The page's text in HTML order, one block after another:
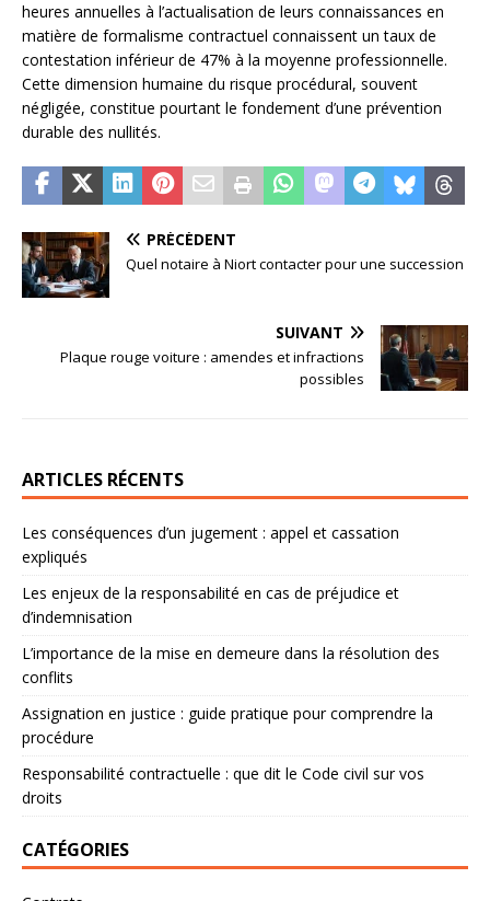
heures annuelles à l’actualisation de leurs connaissances en
matière de formalisme contractuel connaissent un taux de
contestation inférieur de 47% à la moyenne professionnelle.
Cette dimension humaine du risque procédural, souvent
négligée, constitue pourtant le fondement d’une prévention
durable des nullités.
PRÉCÉDENT
Quel notaire à Niort contacter pour une succession
SUIVANT
Plaque rouge voiture : amendes et infractions
possibles
ARTICLES RÉCENTS
Les conséquences d’un jugement : appel et cassation
expliqués
Les enjeux de la responsabilité en cas de préjudice et
d’indemnisation
L’importance de la mise en demeure dans la résolution des
conflits
Assignation en justice : guide pratique pour comprendre la
procédure
Responsabilité contractuelle : que dit le Code civil sur vos
droits
CATÉGORIES